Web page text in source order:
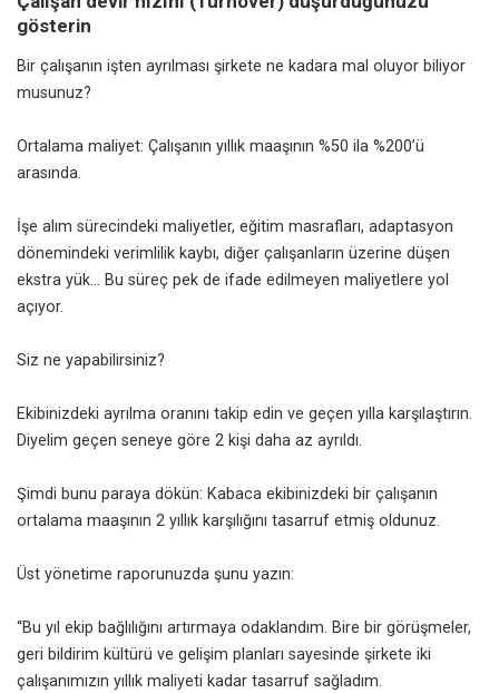
gösterin
Bir çalışanın işten ayrılması şirkete ne kadara mal oluyor biliyor
musunuz?
Ortalama maliyet: Çalışanın yıllık maaşının %50 ila %200’ü
arasında.
İşe alım sürecindeki maliyetler, eğitim masrafları, adaptasyon
dönemindeki verimlilik kaybı, diğer çalışanların üzerine düşen
ekstra yük… Bu süreç pek de ifade edilmeyen maliyetlere yol
açıyor.
Siz ne yapabilirsiniz?
Ekibinizdeki ayrılma oranını takip edin ve geçen yılla karşılaştırın.
Diyelim geçen seneye göre 2 kişi daha az ayrıldı.
Şimdi bunu paraya dökün: Kabaca ekibinizdeki bir çalışanın
ortalama maaşının 2 yıllık karşılığını tasarruf etmiş oldunuz.
Üst yönetime raporunuzda şunu yazın:
“Bu yıl ekip bağlılığını artırmaya odaklandım. Bire bir görüşmeler,
geri bildirim kültürü ve gelişim planları sayesinde şirkete iki
çalışanımızın yıllık maliyeti kadar tasarruf sağladım.